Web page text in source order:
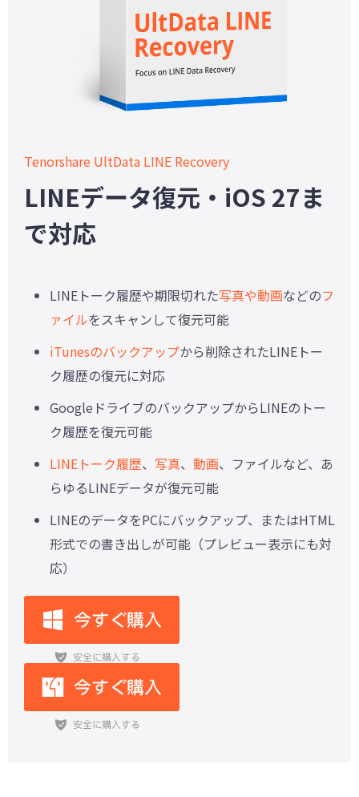
Tenorshare UltData LINE Recovery
LINEデータ復元・iOS 27ま
で対応
LINEトーク履歴や期限切れた写真や動画などのフ
ァイルをスキャンして復元可能
iTunesのバックアップから削除されたLINEトー
ク履歴の復元に対応
GoogleドライブのバックアップからLINEのトー
ク履歴を復元可能
LINEトーク履歴、 写真、 動画、ファイルなど、あ
らゆるLINEデータが復元可能
LINEのデータをPCにバックアップ、またはHTML
形式での書き出しが可能（プレビュー表示にも対
応）